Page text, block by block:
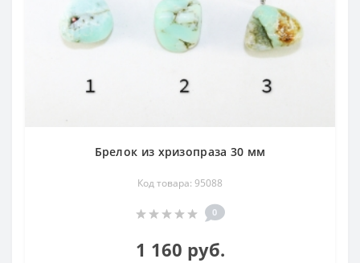
Брелок из хризопраза 30 мм
Код товара: 95088
0
1 160 руб.